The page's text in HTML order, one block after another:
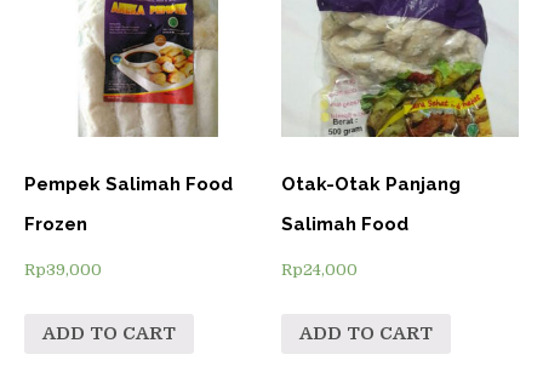
Pempek Salimah Food
Frozen
Rp39,000
ADD TO CART
Otak-Otak Panjang
Salimah Food
Rp24,000
ADD TO CART